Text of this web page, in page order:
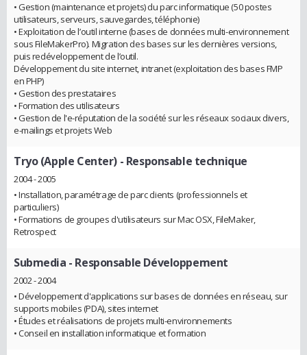
• Gestion (maintenance et projets) du parc informatique (50 postes
utilisateurs, serveurs, sauvegardes, téléphonie)
• Exploitation de l’outil interne (bases de données multi-environnement
sous FileMakerPro). Migration des bases sur les dernières versions,
puis redéveloppement de l’outil.
Développement du site internet, intranet (exploitation des bases FMP
en PHP)
• Gestion des prestataires
• Formation des utilisateurs
• Gestion de l'e-réputation de la société sur les réseaux sociaux divers,
e-mailings et projets Web
Tryo (Apple Center) - Responsable technique
2004 - 2005
• Installation, paramétrage de parc clients (professionnels et
particuliers)
• Formations de groupes d'utilisateurs sur Mac OSX, FileMaker,
Retrospect
Submedia - Responsable Développement
2002 - 2004
• Développement d'applications sur bases de données en réseau, sur
supports mobiles (PDA), sites internet
• Études et réalisations de projets multi-environnements
• Conseil en installation informatique et formation